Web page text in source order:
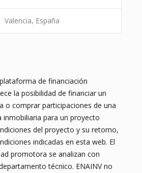
en la promoción y
inmuebles, con titulados en
del inmueble a
la actualidad es un edificio
altillo, cuatro
azotea. El inmueble se
cargas (se incluye nota del
tienen la garantía del
que está libre de
del inmueble.
Valencia, España
de financiación
la posibilidad de financiar un
o comprar participaciones de una
para un proyecto
del proyecto y su retorno,
indicadas en esta web. El
promotora se analizan con
técnico. ENAINV no